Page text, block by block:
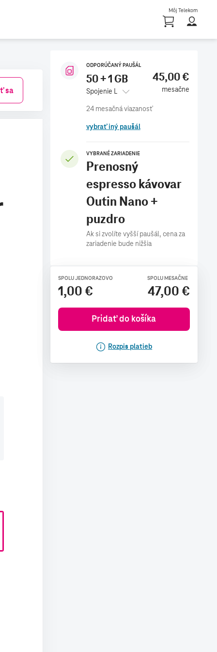
Môj Telekom
sa
ODPORÚČANÝ PAUŠÁL
50 + 1 GB
Spojenie L
45,00 €
mesačne
vybrať iný paušál
VYBRANÉ ZARIADENIE
Prenosný
espresso kávovar
Outin Nano +
puzdro
Ak si zvolíte vyšší paušál, cena za
zariadenie bude nižšia
SPOLU JEDNORAZOVO
1,00 €
SPOLU MESAČNE
47,00 €
Pridať do košíka
Rozpis platieb